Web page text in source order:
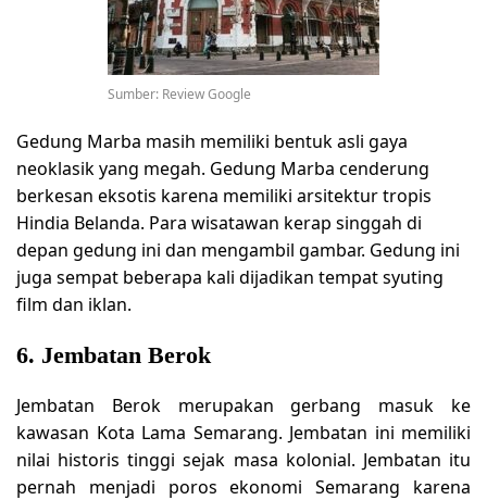
Sumber: Review Google
Gedung Marba masih memiliki bentuk asli gaya
neoklasik yang megah. Gedung Marba cenderung
berkesan eksotis karena memiliki arsitektur tropis
Hindia Belanda. Para wisatawan kerap singgah di
depan gedung ini dan mengambil gambar. Gedung ini
juga sempat beberapa kali dijadikan tempat syuting
film dan iklan.
6. Jembatan Berok
Jembatan Berok merupakan gerbang masuk ke
kawasan Kota Lama Semarang. Jembatan ini memiliki
nilai historis tinggi sejak masa kolonial. Jembatan itu
pernah menjadi poros ekonomi Semarang karena